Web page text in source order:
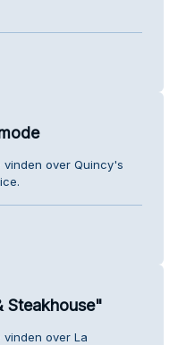
over Quincy's
Steakhouse"
over La